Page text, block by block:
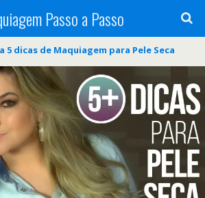
Passo a Passo
5 dicas de Maquiagem para Pele Seca